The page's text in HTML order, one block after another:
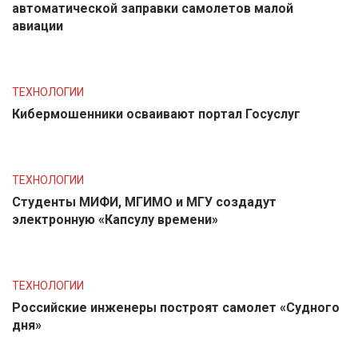
автоматической заправки самолетов малой
авиации
ТЕХНОЛОГИИ
Кибермошенники осваивают портал Госуслуг
ТЕХНОЛОГИИ
Студенты МИФИ, МГИМО и МГУ создадут
электронную «Капсулу времени»
ТЕХНОЛОГИИ
Российские инженеры построят самолет «Судного
дня»